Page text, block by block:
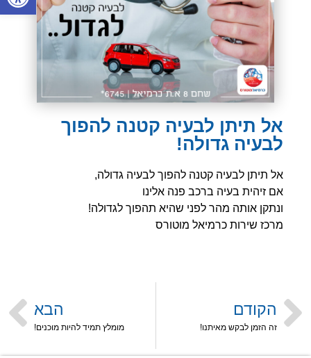
אל תיתן לבעיה קטנה להפוך
לבעיה גדולה!
אל תיתן לבעיה קטנה להפוך לבעיה גדולה,
אם זיהית בעיה ברכב פנה אלינו
ונתקן אותה מהר לפני שהיא תהפוך לגדולה!
מרכז שירות כרמיאל מוטורס
הקודם
זה הזמן לבקש מאיתנו!
הבא
מומלץ תמיד להיות מוכנים!